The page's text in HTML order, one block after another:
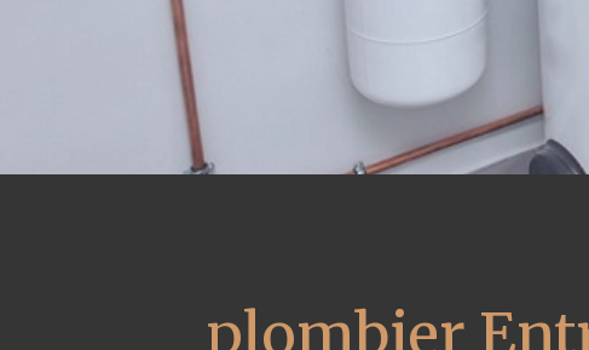
plombier